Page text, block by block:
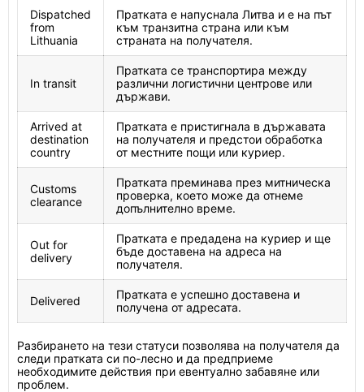
Dispatched
from
Lithuania
Пратката е напуснала Литва и е на път
към транзитна страна или към
страната на получателя.
In transit
Пратката се транспортира между
различни логистични центрове или
държави.
Arrived at
destination
country
Пратката е пристигнала в държавата
на получателя и предстои обработка
от местните пощи или куриер.
Customs
clearance
Пратката преминава през митническа
проверка, което може да отнеме
допълнително време.
Out for
delivery
Пратката е предадена на куриер и ще
бъде доставена на адреса на
получателя.
Delivered
Пратката е успешно доставена и
получена от адресата.
Разбирането на тези статуси позволява на получателя да
следи пратката си по-лесно и да предприеме
необходимите действия при евентуално забавяне или
проблем.